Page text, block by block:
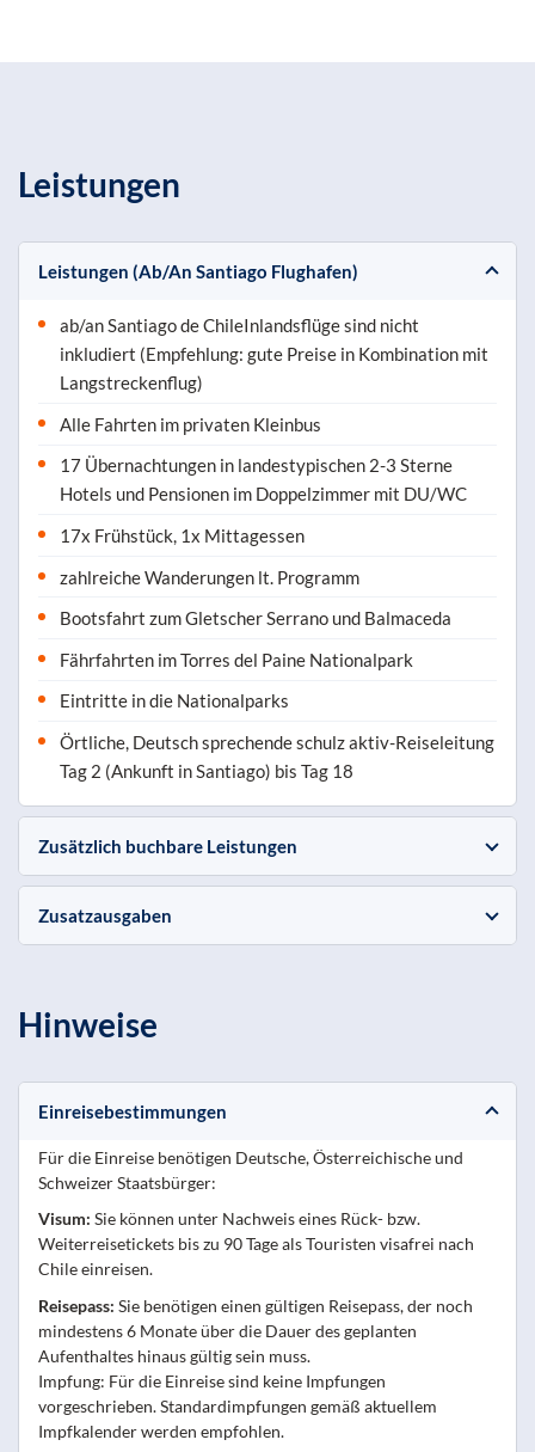
Leistungen
Leistungen (Ab/An Santiago Flughafen)
ab/an Santiago de ChileInlandsflüge sind nicht
inkludiert (Empfehlung: gute Preise in Kombination mit
Langstreckenflug)
Alle Fahrten im privaten Kleinbus
17 Übernachtungen in landestypischen 2-3 Sterne
Hotels und Pensionen im Doppelzimmer mit DU/WC
17x Frühstück, 1x Mittagessen
zahlreiche Wanderungen lt. Programm
Bootsfahrt zum Gletscher Serrano und Balmaceda
Fährfahrten im Torres del Paine Nationalpark
Eintritte in die Nationalparks
Örtliche, Deutsch sprechende schulz aktiv-Reiseleitung
Tag 2 (Ankunft in Santiago) bis Tag 18
Zusätzlich buchbare Leistungen
Zusatzausgaben
Hinweise
Einreisebestimmungen
Für die Einreise benötigen Deutsche, Österreichische und
Schweizer Staatsbürger:
Visum: Sie können unter Nachweis eines Rück- bzw.
Weiterreisetickets bis zu 90 Tage als Touristen visafrei nach
Chile einreisen.
Reisepass: Sie benötigen einen gültigen Reisepass, der noch
mindestens 6 Monate über die Dauer des geplanten
Aufenthaltes hinaus gültig sein muss.
Impfung: Für die Einreise sind keine Impfungen
vorgeschrieben. Standardimpfungen gemäß aktuellem
Impfkalender werden empfohlen.